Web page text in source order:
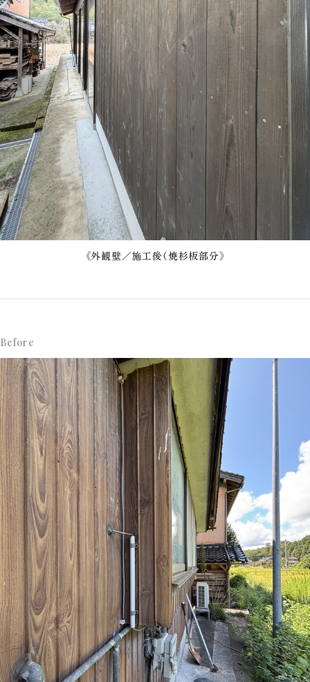
《外観壁／施工後（焼杉板部分》
Before